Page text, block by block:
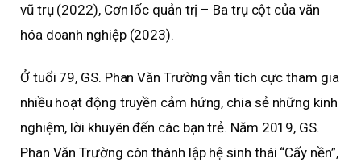
vũ trụ (2022), Cơn lốc quản trị – Ba trụ cột của văn
hóa doanh nghiệp (2023).
Ở tuổi 79, GS. Phan Văn Trường vẫn tích cực tham gia
nhiều hoạt động truyền cảm hứng, chia sẻ những kinh
nghiệm, lời khuyên đến các bạn trẻ. Năm 2019, GS.
Phan Văn Trường còn thành lập hệ sinh thái “Cấy nền”,